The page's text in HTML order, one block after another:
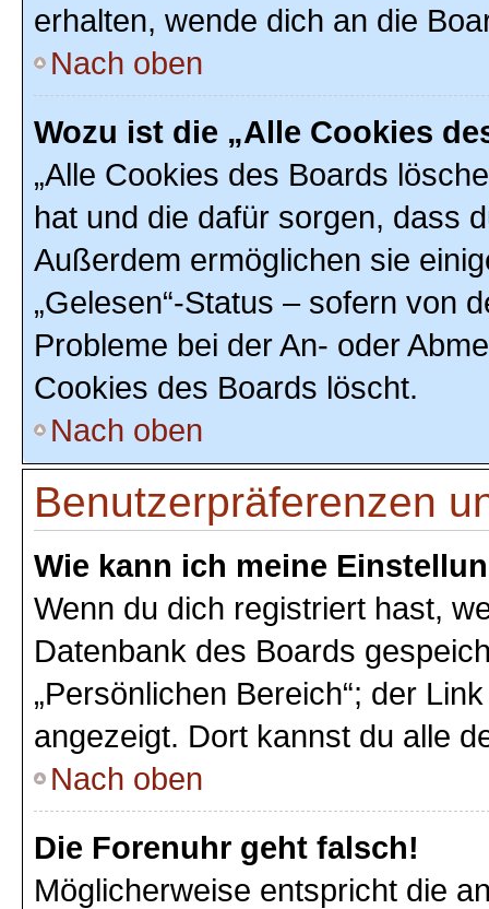
erhalten, wende dich an die
Nach oben
Wozu ist die „Alle Cookies
„Alle Cookies des Boards
hat und die dafür sorgen, dass
Außerdem ermöglichen sie
„Gelesen“-Status – sofern von
Probleme bei der An- oder
Cookies des Boards löscht.
Nach oben
Benutzerpräferenzen
Wie kann ich meine
Wenn du dich registriert hast,
Datenbank des Boards
„Persönlichen Bereich“; der
angezeigt. Dort kannst du alle
Nach oben
Die Forenuhr geht falsch!
Möglicherweise entspricht die